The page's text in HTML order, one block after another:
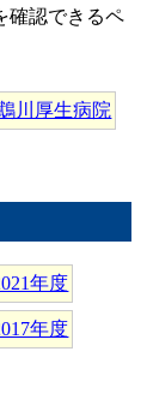
確認できるペ
川厚生病院
年度
年度